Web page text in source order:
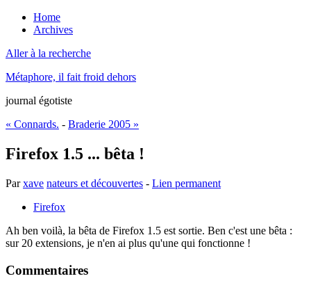
Home
Archives
Aller à la recherche
Métaphore, il fait froid dehors
journal égotiste
« Connards. - Braderie 2005 »
Firefox 1.5 ... bêta !
Parxave nateurs et découvertes - Lien permanent
Firefox
Ah ben voilà, la bêta de Firefox 1.5 est sortie. Ben c'est une bêta :
sur 20 extensions, je n'en ai plus qu'une qui fonctionne !
Commentaires